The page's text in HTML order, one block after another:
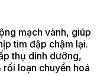
mạch vành, giúp
tim đập chậm lại.
thụ dinh dưỡng,
loạn chuyển hoá